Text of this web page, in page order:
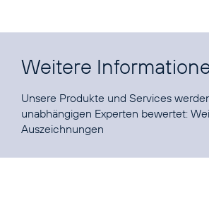
Weitere
Unsere Produkte und Services
unabhängigen Experten bewertet:
Auszeichnungen